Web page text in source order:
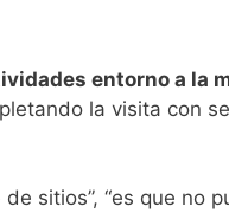
entorno a la
la visita con
sitios”, “es que no